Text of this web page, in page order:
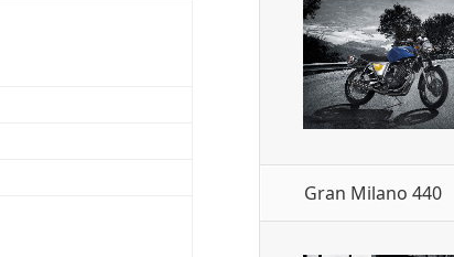
Gran Milano 440